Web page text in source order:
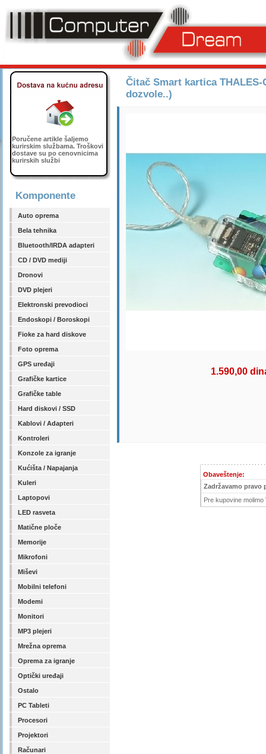
Poručene artikle šaljemo
kurirskim službama. Troškovi
dostave su po cenovnicima
kurirskih službi
Komponente
Auto oprema
Bela tehnika
Bluetooth/IRDA adapteri
CD / DVD mediji
Dronovi
DVD plejeri
Elektronski prevodioci
Endoskopi / Boroskopi
Fioke za hard diskove
Foto oprema
GPS uređaji
Grafičke kartice
Grafičke table
Hard diskovi / SSD
Kablovi / Adapteri
Kontroleri
Konzole za igranje
Kućišta / Napajanja
Kuleri
Laptopovi
LED rasveta
Matične ploče
Memorije
Mikrofoni
Miševi
Mobilni telefoni
Modemi
Monitori
MP3 plejeri
Mrežna oprema
Oprema za igranje
Optički uređaji
Ostalo
PC Tableti
Procesori
Projektori
Računari
Čitač Smart kartica
dozvole..)
1.590,00
Obaveštenje:
Zadržavamo pravo
Pre kupovine